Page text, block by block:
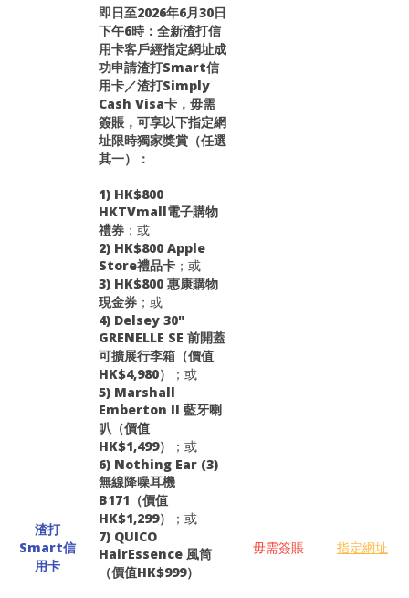
渣打
Smart信
用卡
即日至2026年6月30日
下午6時：全新渣打信
用卡客戶經指定網址成
功申請渣打Smart信
用卡／渣打Simply
Cash Visa卡，毋需
簽賬，可享以下指定網
址限時獨家獎賞（任選
其一）：
1) HK$800
HKTVmall電子購物
禮券 ；或
2) HK$800 Apple
Store禮品卡 ；或
3) HK$800 惠康購物
現金券 ；或
4) Delsey 30"
GRENELLE SE 前開蓋
可擴展行李箱（價值
HK$4,980）
；或
5) Marshall
Emberton II 藍牙喇
叭（價值
HK$1,499）
；或
6) Nothing Ear (3)
無線降噪耳機
B171（價值
HK$1,299）
；或
7) QUICO
HairEssence 風筒
（價值HK$999）
毋需簽賬 指定網址